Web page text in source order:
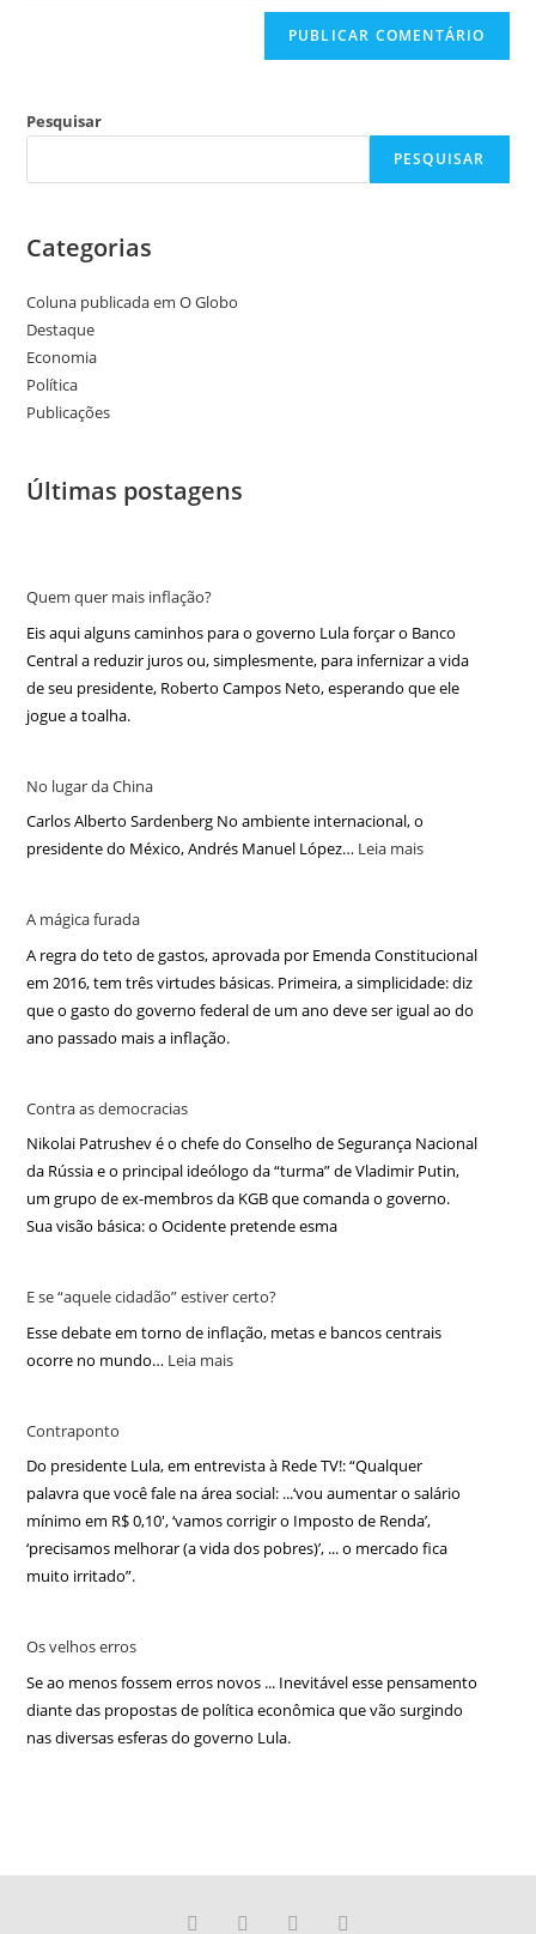
Pesquisar
PESQUISAR
Categorias
Coluna publicada em O Globo
Destaque
Economia
Política
Publicações
Últimas postagens
Quem quer mais inflação?
Eis aqui alguns caminhos para o governo Lula forçar o Banco
Central a reduzir juros ou, simplesmente, para infernizar a vida
de seu presidente, Roberto Campos Neto, esperando que ele
jogue a toalha.
No lugar da China
Carlos Alberto Sardenberg No ambiente internacional, o
presidente do México, Andrés Manuel López… Leia mais
A mágica furada
A regra do teto de gastos, aprovada por Emenda Constitucional
em 2016, tem três virtudes básicas. Primeira, a simplicidade: diz
que o gasto do governo federal de um ano deve ser igual ao do
ano passado mais a inflação.
Contra as democracias
Nikolai Patrushev é o chefe do Conselho de Segurança Nacional
da Rússia e o principal ideólogo da “turma” de Vladimir Putin,
um grupo de ex-membros da KGB que comanda o governo.
Sua visão básica: o Ocidente pretende esma
E se “aquele cidadão” estiver certo?
Esse debate em torno de inflação, metas e bancos centrais
ocorre no mundo… Leia mais
Contraponto
Do presidente Lula, em entrevista à Rede TV!: “Qualquer
palavra que você fale na área social: ...‘vou aumentar o salário
mínimo em R$ 0,10′, ‘vamos corrigir o Imposto de Renda’,
‘precisamos melhorar (a vida dos pobres)’, ... o mercado fica
muito irritado”.
Os velhos erros
Se ao menos fossem erros novos ... Inevitável esse pensamento
diante das propostas de política econômica que vão surgindo
nas diversas esferas do governo Lula.